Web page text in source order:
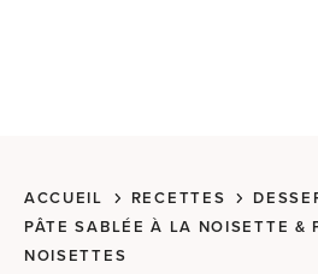
ACCUEIL RECETTES
PÂTE SABLÉE À LA NOISETTE &
NOISETTES